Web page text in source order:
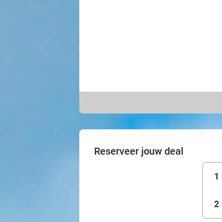
Reserveer jouw deal
1
2